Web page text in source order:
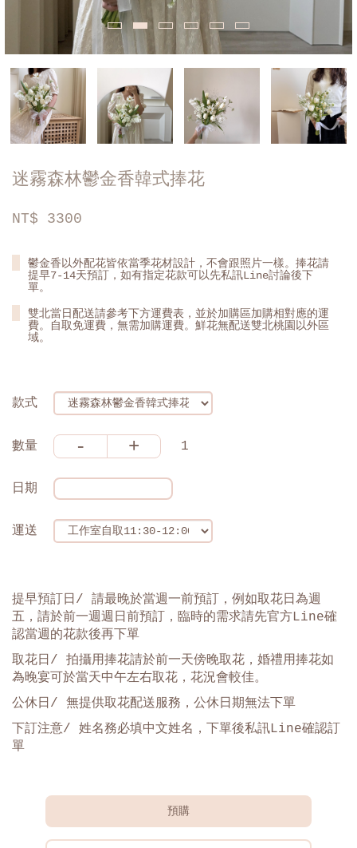
迷霧森林鬱金香韓式捧花
NT$ 3300
鬱金香以外配花皆依當季花材設計，不會跟照片一樣。捧花請
提早7-14天預訂，如有指定花款可以先私訊Line討論後下
單。
雙北當日配送請參考下方運費表，並於加購區加購相對應的運
費。自取免運費，無需加購運費。鮮花無配送雙北桃園以外區
域。
款式
數量 - + 1
日期
運送
提早預訂日/ 請最晚於當週一前預訂，例如取花日為週
五，請於前一週週日前預訂，臨時的需求請先官方Line確
認當週的花款後再下單
取花日/ 拍攝用捧花請於前一天傍晚取花，婚禮用捧花如
為晚宴可於當天中午左右取花，花況會較佳。
公休日/ 無提供取花配送服務，公休日期無法下單
下訂注意/ 姓名務必填中文姓名，下單後私訊Line確認訂
單
預購